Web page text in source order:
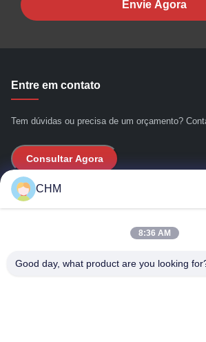
Envie Agora
Entre em contato
Tem dúvidas ou precisa de um orçamento?
Consultar Agora
Links Rápidos
Sobre nós
CHM
8:36 AM
Good day, what product are you looking